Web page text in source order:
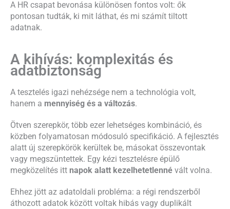
A HR csapat bevonása különösen fontos volt: ők
pontosan tudták, ki mit láthat, és mi számít tiltott
adatnak.
A kihívás: komplexitás és
adatbiztonság
A tesztelés igazi nehézsége nem a technológia volt,
hanem a mennyiség és a változás.
Ötven szerepkör, több ezer lehetséges kombináció, és
közben folyamatosan módosuló specifikáció. A fejlesztés
alatt új szerepkörök kerültek be, másokat összevontak
vagy megszüntettek. Egy kézi tesztelésre épülő
megközelítés itt napok alatt kezelhetetlenné vált volna.
Ehhez jött az adatoldali probléma: a régi rendszerből
áthozott adatok között voltak hibás vagy duplikált